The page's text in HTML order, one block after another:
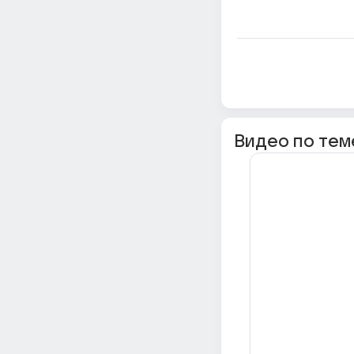
Видео по